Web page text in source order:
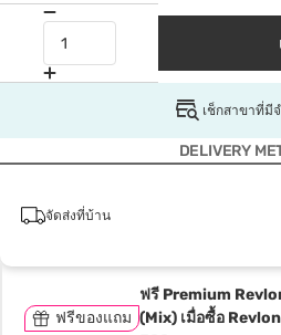
เช็กสาขาที่มี
DELIVERY
จัดส่งที่บ้าน
ฟรีของแถม
ฟรี Premium
(Mix) เมื่อซื้อ